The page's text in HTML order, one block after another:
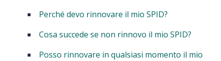
Perché devo rinnovare il mio SPID?
Cosa succede se non rinnovo il mio SPID?
Posso rinnovare in qualsiasi momento il mio